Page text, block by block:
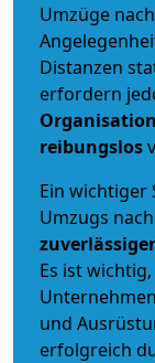
Umzüge
Distanzen
erfordern
Organisation
reibungslos
Ein wichtiger
Umzugs
Es ist
und
erfolgreich